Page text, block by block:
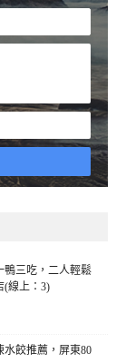
鴨三吃，二人輕鬆
(線上：3)
水餃推薦，屏東80